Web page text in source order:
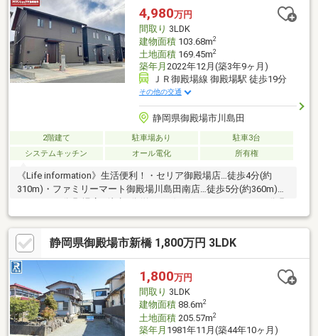
もぜひご覧いただきたい一邸。本日内覧可能です。お気軽にお問
合せください。※保障継承可。また、網戸、シャッター、カーテ
ンレールは付き。床UVコーティング施工済。
4,980万円
間取り 3LDK
建物面積103.68m2
土地面積169.45m2
築年月 2022年12月(築3年9ヶ月)
ＪＲ御殿場線 御殿場駅 徒歩19分
その他の交通
静岡県御殿場市川島田
2階建て 駐車場あり
駐車3台
システムキッチン
オール電化 所有権
《Life information》生活便利！・セリア御殿場店…徒歩4分(約
310m)・ファミリーマート御殿場川島田南店…徒歩5分(約360m)・
場店…徒歩8分(約610m)・御殿場市立朝日小学校…徒歩13分(約
1000m)・御殿場市立原里中学校…徒歩18分(約1400m)■富士急行バ
ス 『御殿場南口』停より徒歩約4分■朝日小・原里中■契約不適合
責任：免責■現況渡し
静岡県御殿場市新橋 1,800万円 3LDK
1,800万円
間取り 3LDK
建物面積88.6m2
土地面積205.57m2
築年月 1981年11月(築44年10ヶ月)